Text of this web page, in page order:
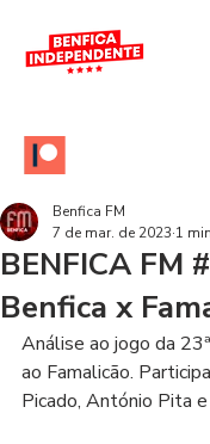
BENFICA FM
Benfica x
Benfica FM
7 de mar. de 2023 1
Análise ao jogo da
ao Famalicão.
Picado, António Pita